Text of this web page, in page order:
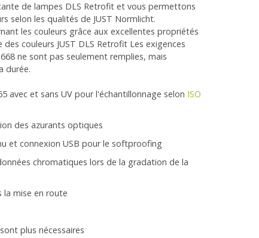
de lampes DLS Retrofit et vous permettons
selon les qualités de JUST Normlicht.
les couleurs grâce aux excellentes propriétés
couleurs JUST DLS Retrofit Les exigences
ne sont pas seulement remplies, mais
durée.
avec et sans UV pour l'échantillonnage selon ISO
des azurants optiques
et connexion USB pour le softproofing
chromatiques lors de la gradation de la
la mise en route
plus nécessaires